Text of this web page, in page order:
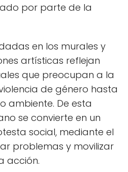
por parte de la
en los murales y
artísticas reflejan
que preocupan a la
de género hasta
ambiente. De esta
se convierte en un
social, mediante el
problemas y movilizar
acción.